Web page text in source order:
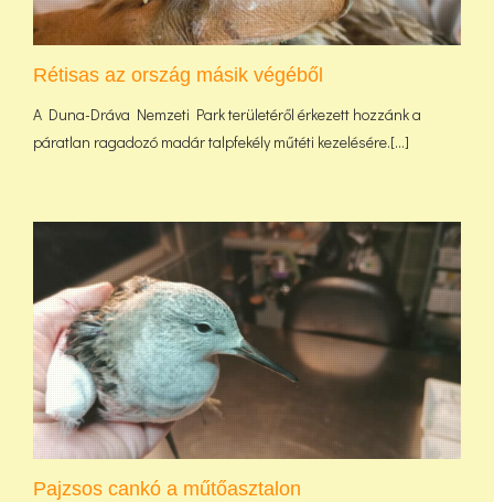
Rétisas az ország másik végéből
A Duna-Dráva Nemzeti Park területéről érkezett hozzánk a
páratlan ragadozó madár talpfekély műtéti kezelésére.[...]
Pajzsos cankó a műtőasztalon